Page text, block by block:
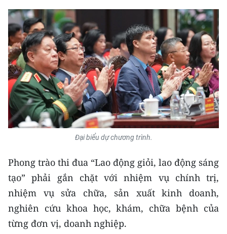
Đại biểu dự chương trình.
Phong trào thi đua “Lao động giỏi, lao động sáng
tạo” phải gắn chặt với nhiệm vụ chính trị,
nhiệm vụ sửa chữa, sản xuất kinh doanh,
nghiên cứu khoa học, khám, chữa bệnh của
từng đơn vị, doanh nghiệp.